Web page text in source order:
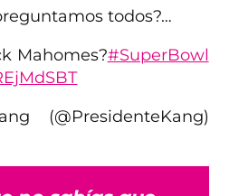
todos?…
Mahomes?#SuperBowl
(@PresidenteKang)